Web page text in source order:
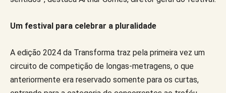
Um festival para celebrar a pluralidade
A edição 2024 da Transforma traz pela primeira vez um
circuito de competição de longas-metragens, o que
anteriormente era reservado somente para os curtas,